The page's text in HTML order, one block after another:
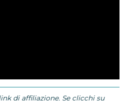
di affiliazione. Se clicchi su